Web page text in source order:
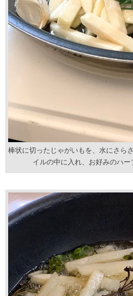
棒状に切ったじゃがいもを、水にさら
イルの中に入れ、お好みのハー